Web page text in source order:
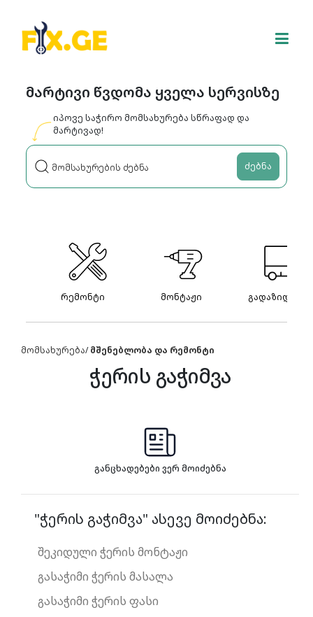
მარტივი წვდომა ყველა სერვისზე
იპოვე საჭირო მომსახურება სწრაფად და
მარტივად!
ძებნა
რემონტი მონტაჟი გადაზიდვები
მომსახურება/მშენებლობა და რემონტი
ჭერის გაჭიმვა
განცხადებები ვერ მოიძებნა
"ჭერის გაჭიმვა" ასევე მოიძებნა:
შეკიდული ჭერის მონტაჟი
გასაჭიმი ჭერის მასალა
გასაჭიმი ჭერის ფასი